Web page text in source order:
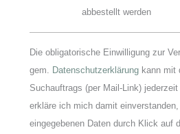
abbestellt werden
Die obligatorische Einwilligung zur
gem.
Datenschutzerklärung kann mit
Suchauftrags (per Mail-Link)
erkläre ich mich damit
eingegebenen Daten durch Klick auf